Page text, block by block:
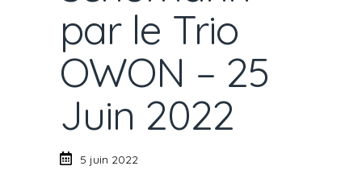
par le Trio
OWON – 25
Juin 2022
5 juin 2022